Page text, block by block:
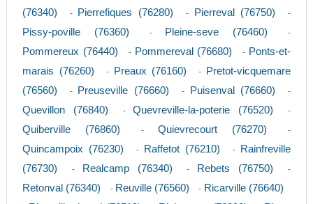
(76340)
- Pierrefiques (76280) - Pierreval (76750) -
Pissy-poville (76360) - Pleine-seve (76460) -
Pommereux (76440) - Pommereval (76680) - Ponts-et-
marais (76260)
- Preaux (76160) -
Pretot-vicquemare
(76560)
- Preuseville (76660) - Puisenval (76660) -
Quevillon (76840) -Quevreville-la-poterie (76520) -
Quiberville (76860) - Quievrecourt (76270) -
Quincampoix (76230) - Raffetot (76210) -
Rainfreville
(76730)
- Realcamp (76340) - Rebets (76750) -
Retonval (76340) - Reuville (76560) - Ricarville (76640)